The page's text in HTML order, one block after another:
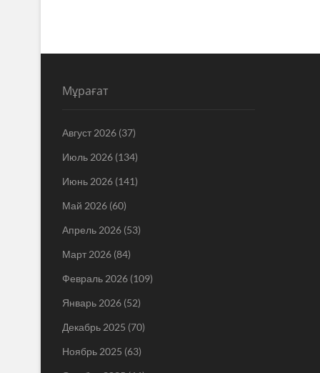
Мұрағат
Август 2026 (37)
Июль 2026 (134)
Июнь 2026 (141)
Май 2026 (60)
Апрель 2026 (53)
Март 2026 (84)
Февраль 2026 (109)
Январь 2026 (52)
Декабрь 2025 (70)
Ноябрь 2025 (63)